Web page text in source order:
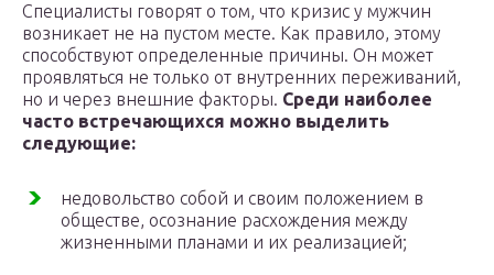
Специалисты говорят о том, что кризис у мужчин
возникает не на пустом месте. Как правило, этому
способствуют определенные причины. Он может
проявляться не только от внутренних переживаний,
но и через внешние факторы. Среди наиболее
часто встречающихся можно выделить
следующие:
недовольство собой и своим положением в
обществе, осознание расхождения между
жизненными планами и их реализацией;